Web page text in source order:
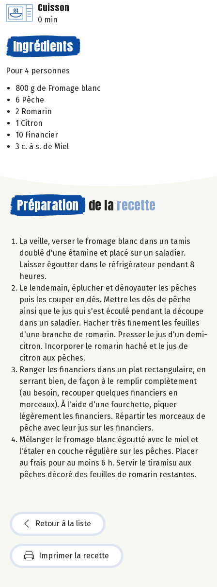
Cuisson
0 min
Ingrédients
Pour 4 personnes
800 g de Fromage blanc
6 Pêche
2 Romarin
1 Citron
10 Financier
3 c. à s. de Miel
Préparation de la recette
La veille, verser le fromage blanc dans un tamis
doublé d'une étamine et placé sur un saladier.
Laisser égoutter dans le réfrigérateur pendant 8
heures.
Le lendemain, éplucher et dénoyauter les pêches
puis les couper en dés. Mettre les dés de pêche
ainsi que le jus qui s'est écoulé pendant la découpe
dans un saladier. Hacher très finement les feuilles
d'une branche de romarin. Presser le jus d'un demi-
citron. Incorporer le romarin haché et le jus de
citron aux pêches.
Ranger les financiers dans un plat rectangulaire, en
serrant bien, de façon à le remplir complètement
(au besoin, recouper quelques financiers en
morceaux). À l'aide d'une fourchette, piquer
légèrement les financiers. Répartir les morceaux de
pêche avec leur jus sur les financiers.
Mélanger le fromage blanc égoutté avec le miel et
l'étaler en couche régulière sur les pêches. Placer
au frais pour au moins 6 h. Servir le tiramisu aux
pêches décoré des feuilles de romarin restantes.
Retour à la liste
Imprimer la recette